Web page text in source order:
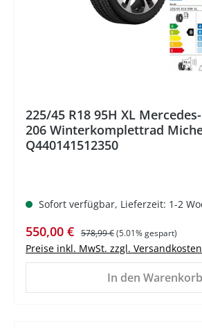
225/45 R18 95H XL
206 Winterkomplettrad
Q440141512350
Sofort verfügbar, Lieferzeit: 1-2
Verkaufspreis:
550,00 € Regulärer Preis:
578,99 €(5.01% gespart)
Preise inkl. MwSt. zzgl. Versandkosten
In den Warenkorb